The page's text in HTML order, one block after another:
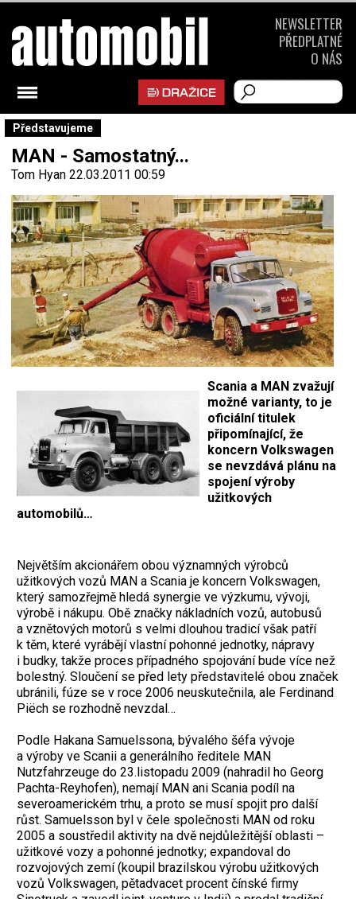
Představujeme
MAN - Samostatný...
Tom Hyan 22.03.2011 00:59
Scania a MAN zvažují
možné varianty, to je
oficiální titulek
připomínající, že
koncern Volkswagen
se nevzdává plánu na
spojení výroby
užitkových
automobilů…
Největším akcionářem obou významných výrobců
užitkových vozů MAN a Scania je koncern Volkswagen,
který samozřejmě hledá synergie ve výzkumu, vývoji,
výrobě i nákupu. Obě značky nákladních vozů, autobusů
a vznětových motorů s velmi dlouhou tradicí však patří
k těm, které vyrábějí vlastní pohonné jednotky, nápravy
i budky, takže proces případného spojování bude více než
bolestný. Sloučení se před lety představitelé obou značek
ubránili, fúze se v roce 2006 neuskutečnila, ale Ferdinand
Piëch se rozhodně nevzdal…
Podle Hakana Samuelssona, bývalého šéfa vývoje
a výroby ve Scanii a generálního ředitele MAN
Nutzfahrzeuge do 23.listopadu 2009 (nahradil ho Georg
Pachta-Reyhofen), nemají MAN ani Scania podíl na
severoamerickém trhu, a proto se musí spojit pro další
růst. Samuelsson byl v čele společnosti MAN od roku
2005 a soustředil aktivity na dvě nejdůležitější oblasti –
užitkové vozy a pohonné jednotky; expandoval do
rozvojových zemí (koupil brazilskou výrobu užitkových
vozů Volkswagen, pětadvacet procent čínské firmy
NEWSLETTER
PŘEDPLATNÉ
O NÁS